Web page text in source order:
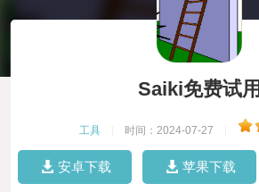
Saiki免费试用
工具 时间：2024-07-27
安卓下载 苹果下载